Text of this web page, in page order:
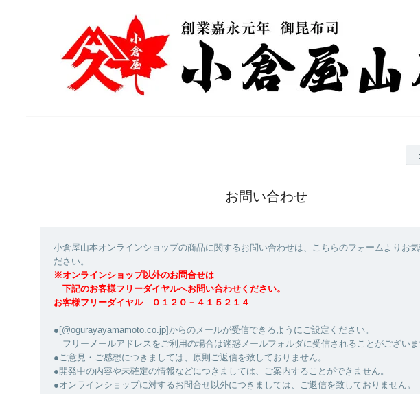
お問い合わせ
小倉屋山本オンラインショップの商品に関するお問い合わせは、こちらのフォームよりお
ださい。
※オンラインショップ以外のお問合せは
下記のお客様フリーダイヤルへお問い合わせください。
お客様フリーダイヤル ０１２０－４１５２１４
●[@ogurayayamamoto.co.jp]からのメールが受信できるようにご設定ください。
フリーメールアドレスをご利用の場合は迷惑メールフォルダに受信されることがござい
●ご意見・ご感想につきましては、原則ご返信を致しておりません。
●開発中の内容や未確定の情報などにつきましては、ご案内することができません。
●オンラインショップに対するお問合せ以外につきましては、ご返信を致しておりません。